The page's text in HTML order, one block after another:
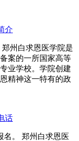
介
州白求恩医学院是
案的一所国家高等
业学校。学院创建
精神这一特有的政
话
名。 郑州白求恩医